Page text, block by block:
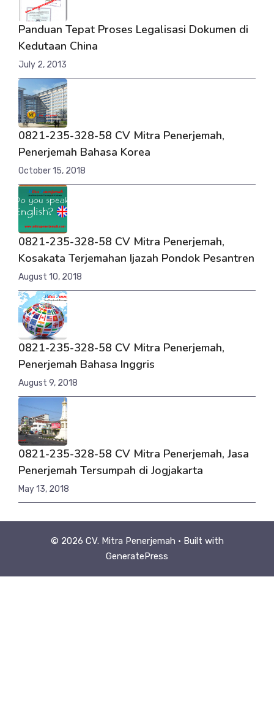
Panduan Tepat Proses Legalisasi Dokumen di
Kedutaan China
July 2, 2013
0821-235-328-58 CV Mitra Penerjemah,
Penerjemah Bahasa Korea
October 15, 2018
0821-235-328-58 CV Mitra Penerjemah,
Kosakata Terjemahan Ijazah Pondok Pesantren
August 10, 2018
0821-235-328-58 CV Mitra Penerjemah,
Penerjemah Bahasa Inggris
August 9, 2018
0821-235-328-58 CV Mitra Penerjemah, Jasa
Penerjemah Tersumpah di Jogjakarta
May 13, 2018
© 2026 CV. Mitra Penerjemah • Built with
GeneratePress